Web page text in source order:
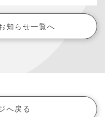
知らせ一覧へ
へ戻る